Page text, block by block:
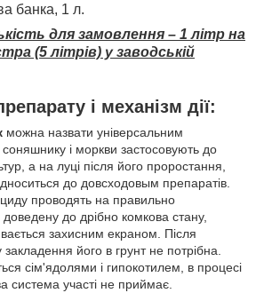
банка, 1 л.
для замовлення – 1 літр на
(5 літрів) у заводській
і механізм дії:
можна назвати універсальним
і моркви застосовують до
а на луці після його проростання,
до довсходовым препаратів.
проводять на правильно
доведену до дрібно комкова стану,
захисним екраном. Після
його в грунт не потрібна.
сім'ядолями і гипокотилем, в процесі
система участі не приймає.